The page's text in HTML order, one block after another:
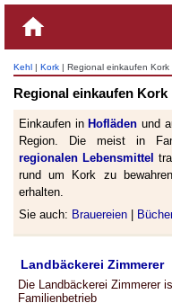
Kehl | Kork | Regional einkaufen Kork
Regional einkaufen Kork
Einkaufen in Hofläden und
Region. Die meist in
regionalen Lebensmittel
rund um Kork zu
erhalten.
Sie auch: Brauereien
Landbäckerei Zimmerer
Die Landbäckerei Zimmerer
Familienbetrieb